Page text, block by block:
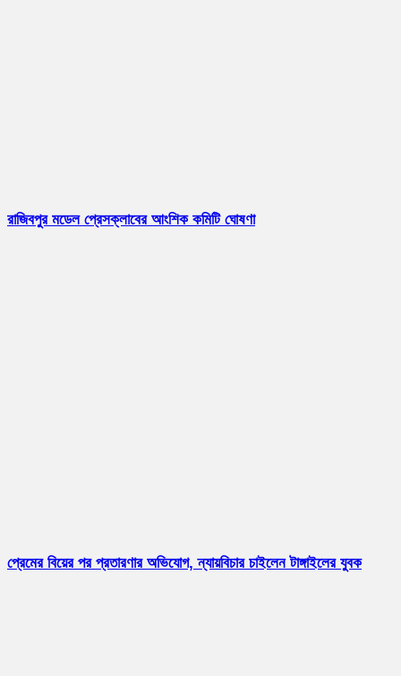
রাজিবপুর মডেল প্রেসক্লাবের আংশিক কমিটি ঘোষণা
প্রেমের বিয়ের পর প্রতারণার অভিযোগ, ন্যায়বিচার চাইলেন টাঙ্গাইলের যুবক